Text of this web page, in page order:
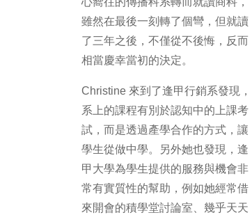
雖然在最後一刻轉了個彎，但就讀
了三年之後，不僅從不後悔，反而
相當慶幸當初的決定。
Christine 來到了逢甲行銷系發現，
系上的課程有別於認知中的上課考
試，而是透過產學合作的方式，讓
學生從做中學。另外她也發現，逢
甲大學為學生提供的服務與機會非
常有實質性的幫助，例如她經常借
來開會的積學堂討論室、幾乎天天